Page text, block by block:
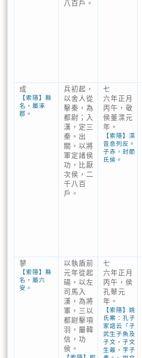
八百戶。
成
【索隱】縣
名，屬涿
郡。
兵初起，
以舍人從
擊秦，為
都尉；入
漢，定三
秦。出
關，以將
軍定諸侯
功，比厭
次侯，二
千八百
戶。
七
六年正月
丙午，敬
侯董渫元
年。
【索隱】渫
音息列反。
子赤，封節
氏侯。
蓼
【索隱】縣
名，屬六
安。
以執盾前
元年從起
碭，以左
司馬入
漢，為將
軍，三以
都尉擊項
羽，屬韓
信，功
侯。
七
六年正月
丙午，侯
孔藂元
年。
【索隱】姚
氏案：孔子
家語云「子
武生子魚及
子文，子文
生最，字子